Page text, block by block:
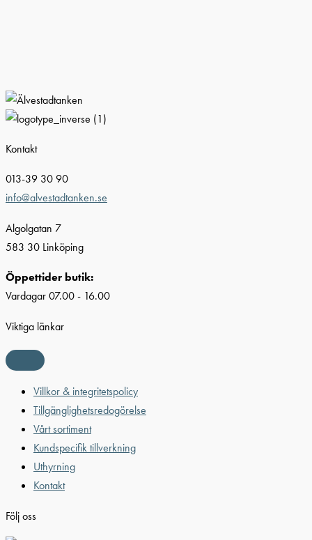
Kontakt
013-39 30 90
info@alvestadtanken.se
Algolgatan 7
583 30 Linköping
Öppettider butik:
Vardagar 07.00 - 16.00
Viktiga länkar
Villkor & integritetspolicy
Tillgänglighetsredogörelse
Vårt sortiment
Kundspecifik tillverkning
Uthyrning
Kontakt
Följ oss